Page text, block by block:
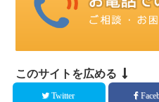
このサイトを広める
Twitter